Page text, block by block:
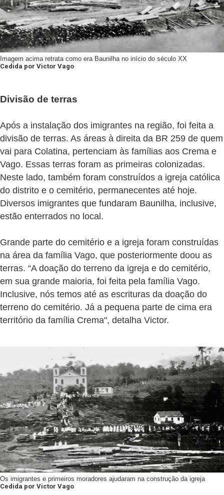
Imagem acima retrata como era Baunilha no início do século XX
Cedida por Victor Vago
Divisão de terras
Após a instalação dos imigrantes na região, foi feita a
divisão de terras. As áreas à direita da BR 259 de quem
vai para Colatina, pertenciam às famílias aos Crema e
Vago. Essas terras foram as primeiras colonizadas.
Neste lado, também foram construídos a igreja católica
do distrito e o cemitério, permanecentes até hoje.
Diversos imigrantes que fundaram Baunilha, inclusive,
estão enterrados no local.
Grande parte do cemitério e a igreja foram construídas
na área da família Vago, que posteriormente doou as
terras. “A doação do terreno da igreja e do cemitério,
em sua grande maioria, foi feita pela família Vago.
Inclusive, nós temos até as escrituras da doação do
terreno do cemitério. Já a pequena parte de cima era
território da família Crema", detalha Victor.
Os imigrantes e primeiros moradores ajudaram na construção da igreja
Cedida por Victor Vago